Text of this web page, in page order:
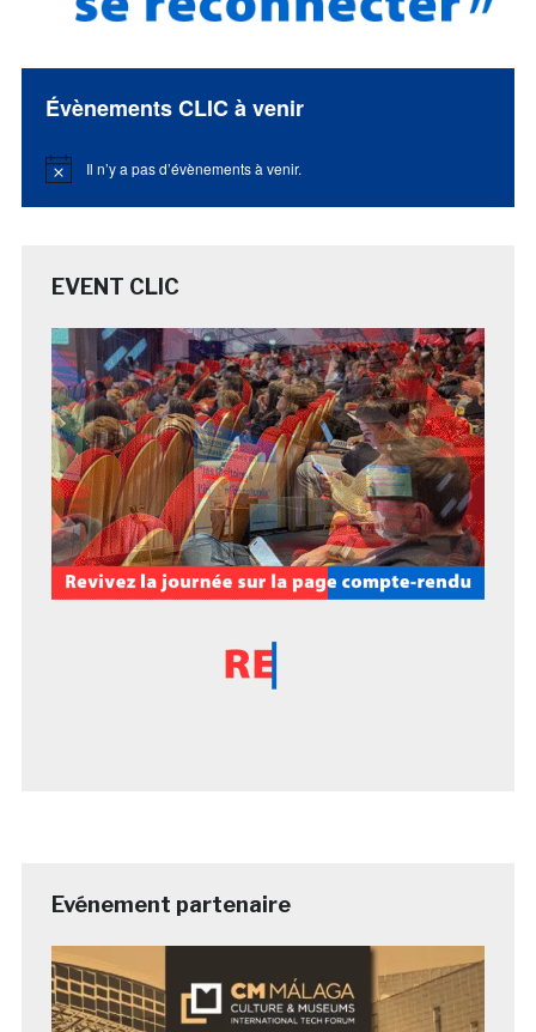
Évènements CLIC à venir
Notice Il n’y a pas d’évènements à venir.
EVENT CLIC
Evénement partenaire